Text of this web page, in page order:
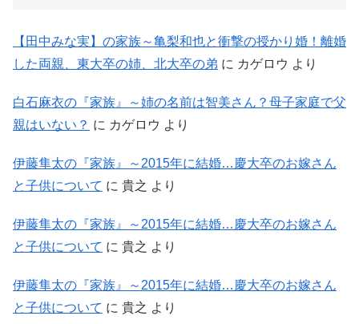
【田中みな実】の家族～亀梨和也と衝撃の授かり婚！離婚
した両親、東大卒の姉、北大卒の弟 に カゲロウ より
白石麻衣の『家族』～姉の名前は智美さん？母子家庭で父
親はいない？ に カゲロウ より
伊藤隼太の『家族』～2015年に結婚…慶大卒のお嫁さん
と子供について に 貴之 より
伊藤隼太の『家族』～2015年に結婚…慶大卒のお嫁さん
と子供について に 貴之 より
伊藤隼太の『家族』～2015年に結婚…慶大卒のお嫁さん
と子供について に 貴之 より